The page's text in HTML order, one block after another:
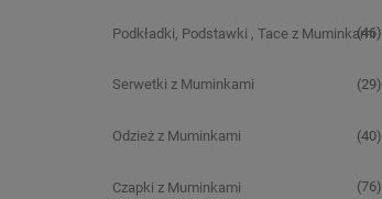
Podkładki, Podstawki , Tace z Muminkami
(46)
Serwetki z Muminkami (29)
Odzież z Muminkami (40)
Czapki z Muminkami (76)